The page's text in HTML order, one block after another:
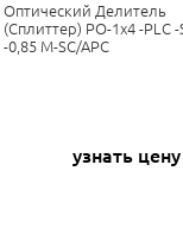
Оптический Делитель
(сплиттер) РО-1х4 -PLC -
-0,85 М-SC/APC
узнать цену